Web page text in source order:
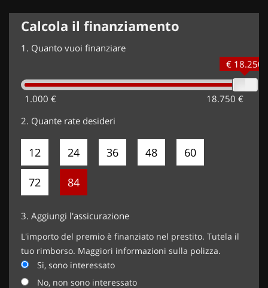
Calcola il finanziamento
1. Quanto vuoi finanziare
1.000 € 18.750 €
€ 18.250
2. Quante rate desideri
12 24 36 48 60
72 84
3. Aggiungi l'assicurazione
L'importo del premio è finanziato nel prestito. Tutela il
tuo rimborso. Maggiori informazioni sulla polizza.
Si, sono interessato
No, non sono interessato